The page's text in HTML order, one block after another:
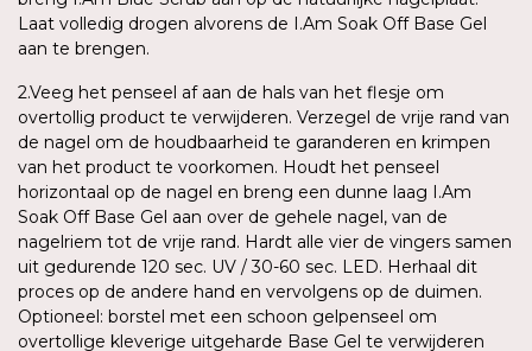
Laat volledig drogen alvorens de I.Am Soak Off Base Gel
aan te brengen.
2.Veeg het penseel af aan de hals van het flesje om
overtollig product te verwijderen. Verzegel de vrije rand van
de nagel om de houdbaarheid te garanderen en krimpen
van het product te voorkomen. Houdt het penseel
horizontaal op de nagel en breng een dunne laag I.Am
Soak Off Base Gel aan over de gehele nagel, van de
nagelriem tot de vrije rand. Hardt alle vier de vingers samen
uit gedurende 120 sec. UV / 30-60 sec. LED. Herhaal dit
proces op de andere hand en vervolgens op de duimen.
Optioneel: borstel met een schoon gelpenseel om
overtollige kleverige uitgeharde Base Gel te verwijderen